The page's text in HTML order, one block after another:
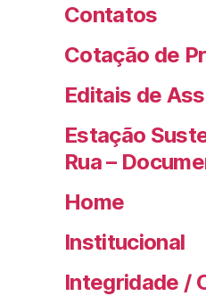
Contatos
Cotação de
Editais de
Estação
Rua –
Home
Institucional
Integridade /